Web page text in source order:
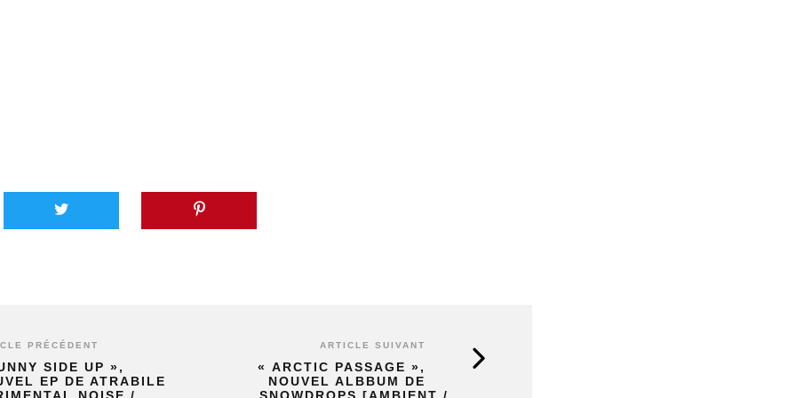
PRÉCÉDENT
SIDE UP »,
EP DE ATRABILE
ARTICLE SUIVANT
« ARCTIC PASSAGE »,
NOUVEL ALBBUM DE